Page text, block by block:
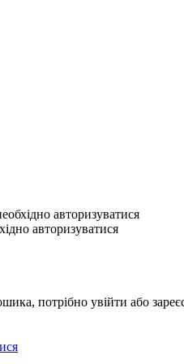
авторизуватися
авторизуватися
потрібно увійти або